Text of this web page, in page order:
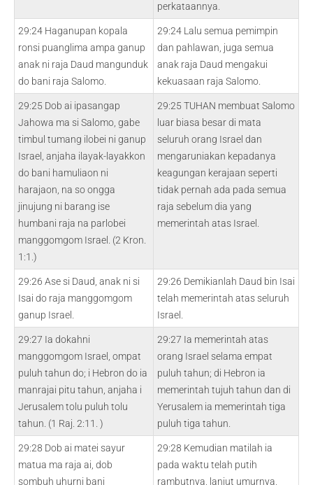
perkataannya.
29:24 Haganupan kopala
ronsi puanglima ampa ganup
anak ni raja Daud mangunduk
do bani raja Salomo.
29:24 Lalu semua pemimpin
dan pahlawan, juga semua
anak raja Daud mengakui
kekuasaan raja Salomo.
29:25 Dob ai ipasangap
Jahowa ma si Salomo, gabe
timbul tumang ilobei ni ganup
Israel, anjaha ilayak-layakkon
do bani hamuliaon ni
harajaon, na so ongga
jinujung ni barang ise
humbani raja na parlobei
manggomgom Israel. (2 Kron.
1:1.)
29:25 TUHAN membuat Salomo
luar biasa besar di mata
seluruh orang Israel dan
mengaruniakan kepadanya
keagungan kerajaan seperti
tidak pernah ada pada semua
raja sebelum dia yang
memerintah atas Israel.
29:26 Ase si Daud, anak ni si
Isai do raja manggomgom
ganup Israel.
29:26 Demikianlah Daud bin Isai
telah memerintah atas seluruh
Israel.
29:27 Ia dokahni
manggomgom Israel, ompat
puluh tahun do; i Hebron do ia
manrajai pitu tahun, anjaha i
Jerusalem tolu puluh tolu
tahun. (1 Raj. 2:11. )
29:27 Ia memerintah atas
orang Israel selama empat
puluh tahun; di Hebron ia
memerintah tujuh tahun dan di
Yerusalem ia memerintah tiga
puluh tiga tahun.
29:28 Dob ai matei sayur
matua ma raja ai, dob
sombuh uhurni bani
29:28 Kemudian matilah ia
pada waktu telah putih
rambutnya, lanjut umurnya,